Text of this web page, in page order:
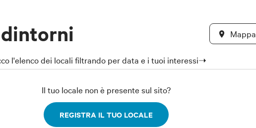
Mappa
l'elenco dei locali filtrando per data e i tuoi interessi➝
Il tuo locale non è presente sul sito?
REGISTRA IL TUO LOCALE